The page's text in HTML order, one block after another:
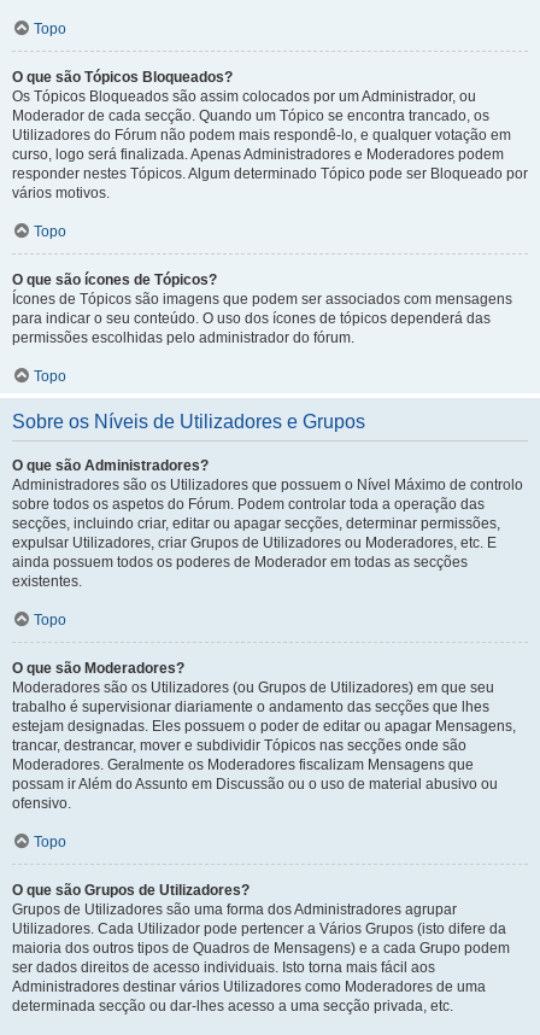
Topo
O que são Tópicos Bloqueados?
Os Tópicos Bloqueados são assim colocados por um Administrador, ou
Moderador de cada secção. Quando um Tópico se encontra trancado, os
Utilizadores do Fórum não podem mais respondê-lo, e qualquer votação em
curso, logo será finalizada. Apenas Administradores e Moderadores podem
responder nestes Tópicos. Algum determinado Tópico pode ser Bloqueado por
vários motivos.
Topo
O que são ícones de Tópicos?
Ícones de Tópicos são imagens que podem ser associados com mensagens
para indicar o seu conteúdo. O uso dos ícones de tópicos dependerá das
permissões escolhidas pelo administrador do fórum.
Topo
Sobre os Níveis de Utilizadores e Grupos
O que são Administradores?
Administradores são os Utilizadores que possuem o Nível Máximo de controlo
sobre todos os aspetos do Fórum. Podem controlar toda a operação das
secções, incluindo criar, editar ou apagar secções, determinar permissões,
expulsar Utilizadores, criar Grupos de Utilizadores ou Moderadores, etc. E
ainda possuem todos os poderes de Moderador em todas as secções
existentes.
Topo
O que são Moderadores?
Moderadores são os Utilizadores (ou Grupos de Utilizadores) em que seu
trabalho é supervisionar diariamente o andamento das secções que lhes
estejam designadas. Eles possuem o poder de editar ou apagar Mensagens,
trancar, destrancar, mover e subdividir Tópicos nas secções onde são
Moderadores. Geralmente os Moderadores fiscalizam Mensagens que
possam ir Além do Assunto em Discussão ou o uso de material abusivo ou
ofensivo.
Topo
O que são Grupos de Utilizadores?
Grupos de Utilizadores são uma forma dos Administradores agrupar
Utilizadores. Cada Utilizador pode pertencer a Vários Grupos (isto difere da
maioria dos outros tipos de Quadros de Mensagens) e a cada Grupo podem
ser dados direitos de acesso individuais. Isto torna mais fácil aos
Administradores destinar vários Utilizadores como Moderadores de uma
determinada secção ou dar-lhes acesso a uma secção privada, etc.